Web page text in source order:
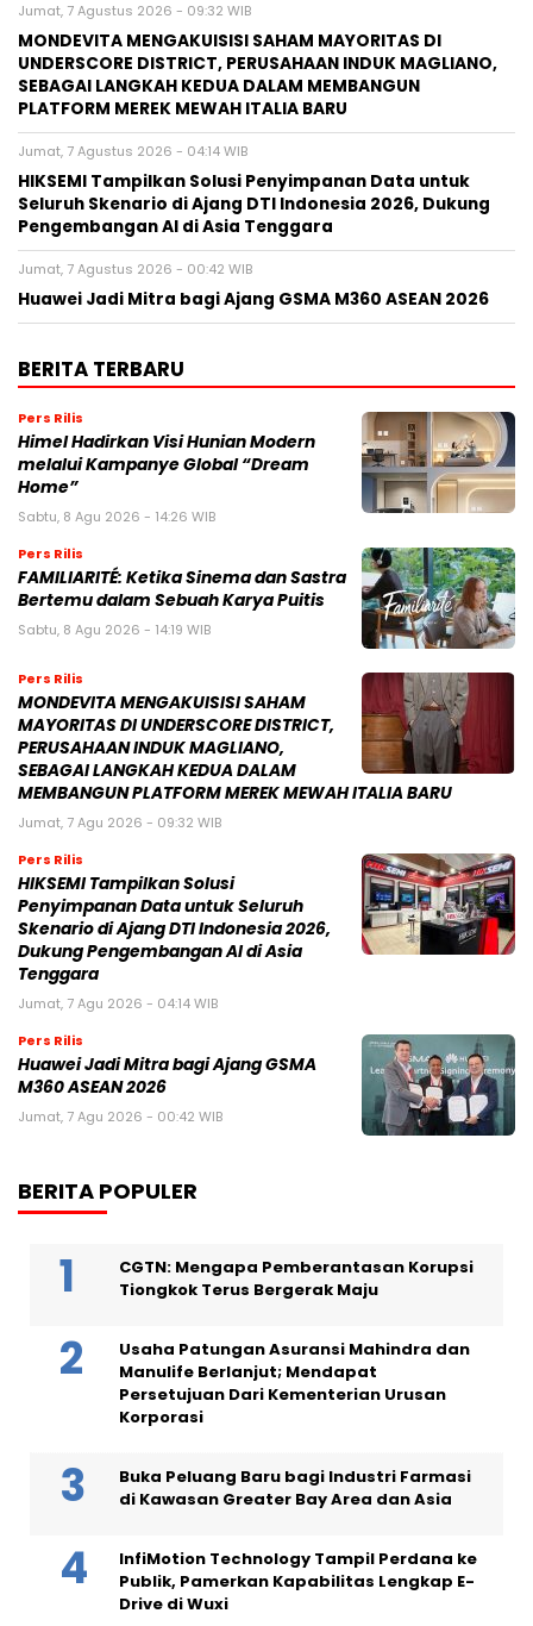
Jumat, 7 Agustus 2026 - 09:32 WIB
MONDEVITA MENGAKUISISI SAHAM MAYORITAS DI
UNDERSCORE DISTRICT, PERUSAHAAN INDUK MAGLIANO,
SEBAGAI LANGKAH KEDUA DALAM MEMBANGUN
PLATFORM MEREK MEWAH ITALIA BARU
Jumat, 7 Agustus 2026 - 04:14 WIB
HIKSEMI Tampilkan Solusi Penyimpanan Data untuk
Seluruh Skenario di Ajang DTI Indonesia 2026, Dukung
Pengembangan AI di Asia Tenggara
Jumat, 7 Agustus 2026 - 00:42 WIB
Huawei Jadi Mitra bagi Ajang GSMA M360 ASEAN 2026
BERITA TERBARU
Pers Rilis
Himel Hadirkan Visi Hunian Modern
melalui Kampanye Global “Dream
Home”
Sabtu, 8 Agu 2026 - 14:26 WIB
Pers Rilis
FAMILIARITÉ: Ketika Sinema dan Sastra
Bertemu dalam Sebuah Karya Puitis
Sabtu, 8 Agu 2026 - 14:19 WIB
Pers Rilis
MONDEVITA MENGAKUISISI SAHAM
MAYORITAS DI UNDERSCORE DISTRICT,
PERUSAHAAN INDUK MAGLIANO,
SEBAGAI LANGKAH KEDUA DALAM
MEMBANGUN PLATFORM MEREK MEWAH ITALIA BARU
Jumat, 7 Agu 2026 - 09:32 WIB
Pers Rilis
HIKSEMI Tampilkan Solusi
Penyimpanan Data untuk Seluruh
Skenario di Ajang DTI Indonesia 2026,
Dukung Pengembangan AI di Asia
Tenggara
Jumat, 7 Agu 2026 - 04:14 WIB
Pers Rilis
Huawei Jadi Mitra bagi Ajang GSMA
M360 ASEAN 2026
Jumat, 7 Agu 2026 - 00:42 WIB
BERITA POPULER
CGTN: Mengapa Pemberantasan Korupsi
Tiongkok Terus Bergerak Maju
Usaha Patungan Asuransi Mahindra dan
Manulife Berlanjut; Mendapat
Persetujuan Dari Kementerian Urusan
Korporasi
Buka Peluang Baru bagi Industri Farmasi
di Kawasan Greater Bay Area dan Asia
InfiMotion Technology Tampil Perdana ke
Publik, Pamerkan Kapabilitas Lengkap E-
Drive di Wuxi